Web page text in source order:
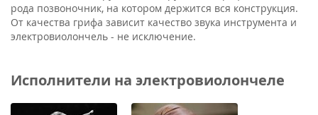
рода позвоночник, на котором держится вся конструкция.
От качества грифа зависит качество звука инструмента и
электровиолончель - не исключение.
Исполнители на электровиолончеле